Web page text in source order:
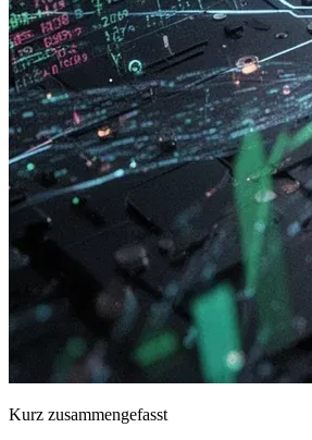
Kurz zusammengefasst